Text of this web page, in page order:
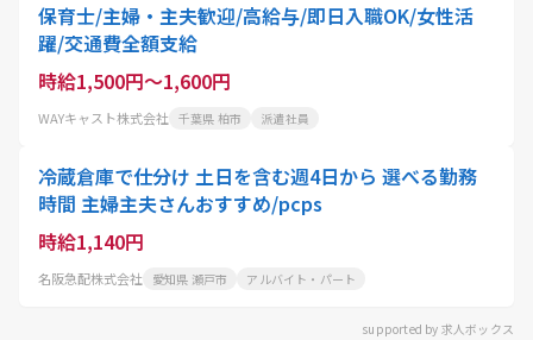
保育士/主婦・主夫歓迎/高給与/即日入職OK/女性活
躍/交通費全額支給
時給1,500円～1,600円
WAYキャスト株式会社 千葉県 柏市 派遣社員
冷蔵倉庫で仕分け 土日を含む週4日から 選べる勤務
時間 主婦主夫さんおすすめ/pcps
時給1,140円
名阪急配株式会社 愛知県 瀬戸市 アルバイト・パート
supported by 求人ボックス